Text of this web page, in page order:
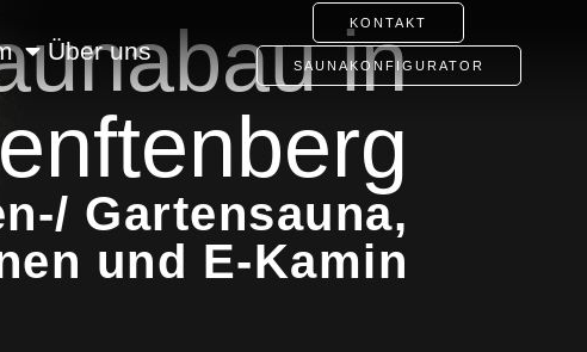
Über uns
KONTAKT
SAUNAKONFIGURATOR
in
Gartensauna,
und E-Kamin